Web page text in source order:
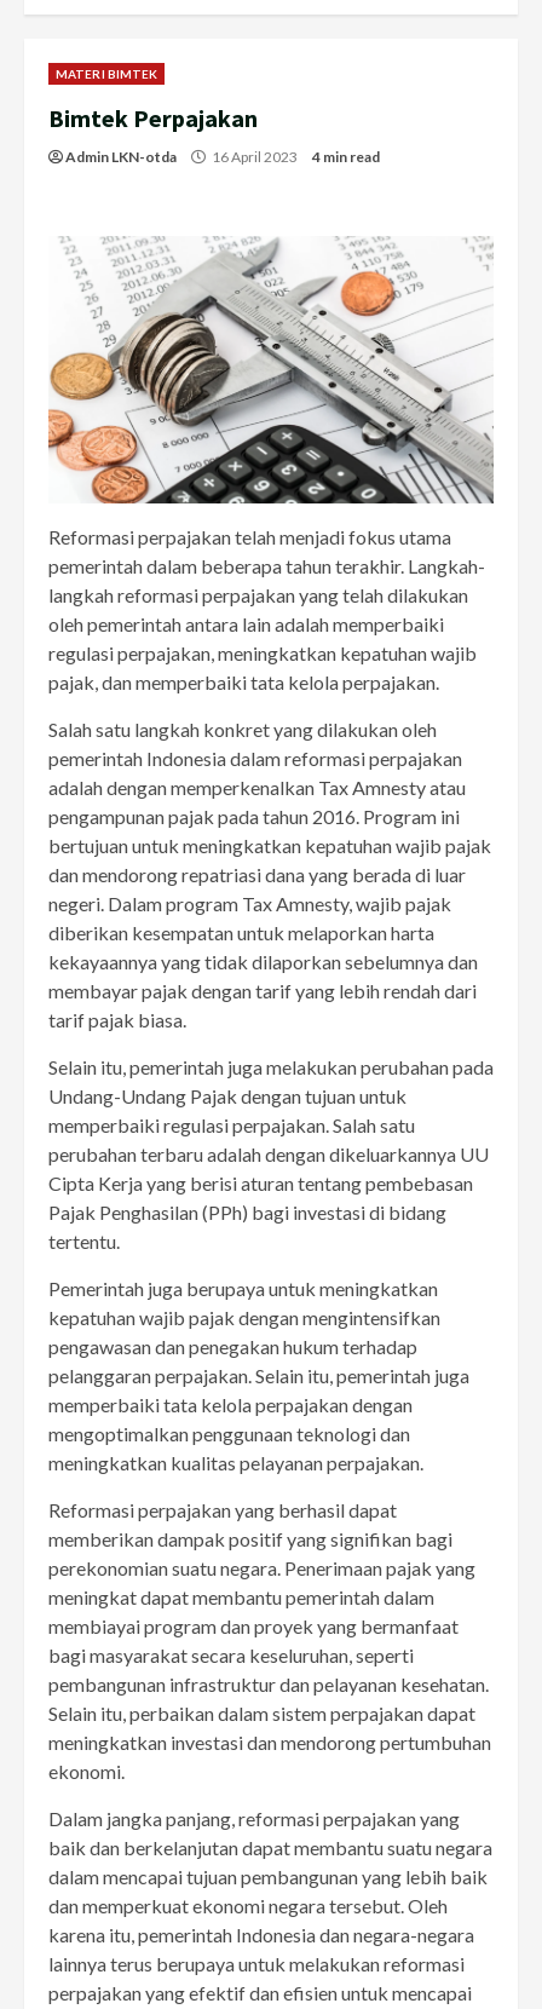
MATERI BIMTEK
Bimtek Perpajakan
Admin LKN-otda 16 April 2023 4 min read
Reformasi perpajakan telah menjadi fokus utama
pemerintah dalam beberapa tahun terakhir. Langkah-
langkah reformasi perpajakan yang telah dilakukan
oleh pemerintah antara lain adalah memperbaiki
regulasi perpajakan, meningkatkan kepatuhan wajib
pajak, dan memperbaiki tata kelola perpajakan.
Salah satu langkah konkret yang dilakukan oleh
pemerintah Indonesia dalam reformasi perpajakan
adalah dengan memperkenalkan Tax Amnesty atau
pengampunan pajak pada tahun 2016. Program ini
bertujuan untuk meningkatkan kepatuhan wajib pajak
dan mendorong repatriasi dana yang berada di luar
negeri. Dalam program Tax Amnesty, wajib pajak
diberikan kesempatan untuk melaporkan harta
kekayaannya yang tidak dilaporkan sebelumnya dan
membayar pajak dengan tarif yang lebih rendah dari
tarif pajak biasa.
Selain itu, pemerintah juga melakukan perubahan pada
Undang-Undang Pajak dengan tujuan untuk
memperbaiki regulasi perpajakan. Salah satu
perubahan terbaru adalah dengan dikeluarkannya UU
Cipta Kerja yang berisi aturan tentang pembebasan
Pajak Penghasilan (PPh) bagi investasi di bidang
tertentu.
Pemerintah juga berupaya untuk meningkatkan
kepatuhan wajib pajak dengan mengintensifkan
pengawasan dan penegakan hukum terhadap
pelanggaran perpajakan. Selain itu, pemerintah juga
memperbaiki tata kelola perpajakan dengan
mengoptimalkan penggunaan teknologi dan
meningkatkan kualitas pelayanan perpajakan.
Reformasi perpajakan yang berhasil dapat
memberikan dampak positif yang signifikan bagi
perekonomian suatu negara. Penerimaan pajak yang
meningkat dapat membantu pemerintah dalam
membiayai program dan proyek yang bermanfaat
bagi masyarakat secara keseluruhan, seperti
pembangunan infrastruktur dan pelayanan kesehatan.
Selain itu, perbaikan dalam sistem perpajakan dapat
meningkatkan investasi dan mendorong pertumbuhan
ekonomi.
Dalam jangka panjang, reformasi perpajakan yang
baik dan berkelanjutan dapat membantu suatu negara
dalam mencapai tujuan pembangunan yang lebih baik
dan memperkuat ekonomi negara tersebut. Oleh
karena itu, pemerintah Indonesia dan negara-negara
lainnya terus berupaya untuk melakukan reformasi
perpajakan yang efektif dan efisien untuk mencapai